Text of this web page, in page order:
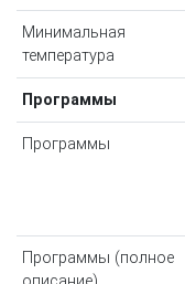
Минимальная
температура
Программы
Программы
Программы (полное